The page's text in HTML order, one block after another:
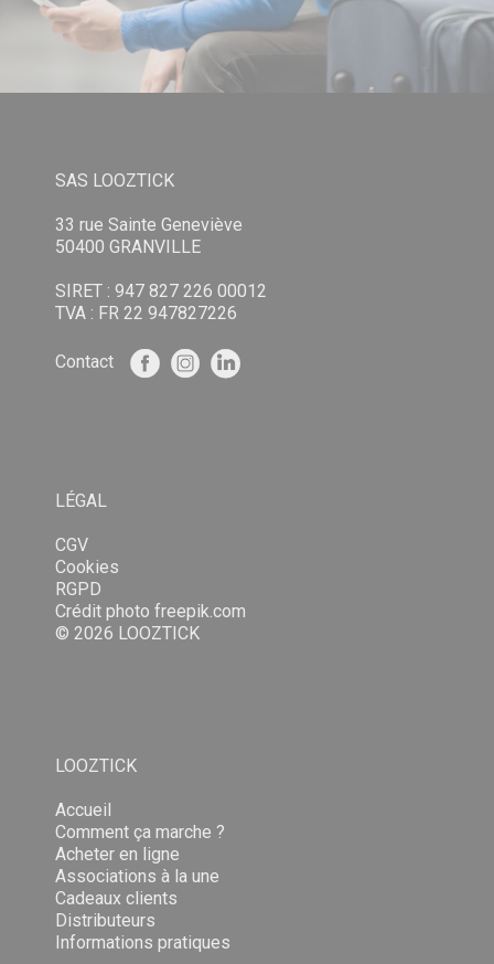
SAS LOOZTICK
33 rue Sainte Geneviève
50400 GRANVILLE
SIRET : 947 827 226 00012
TVA : FR 22 947827226
Contact
LÉGAL
CGV
Cookies
RGPD
Crédit photo freepik.com
© 2026 LOOZTICK
LOOZTICK
Accueil
Comment ça marche ?
Acheter en ligne
Associations à la une
Cadeaux clients
Distributeurs
Informations pratiques